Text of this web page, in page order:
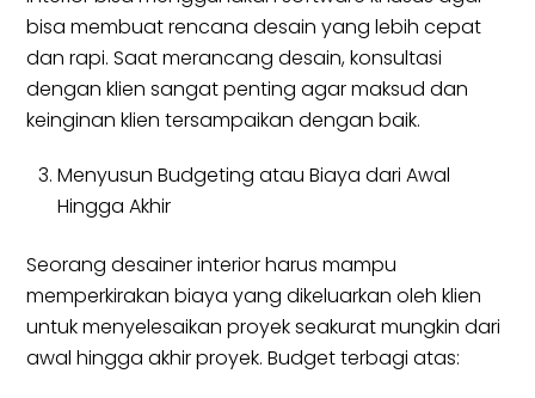
bisa membuat rencana desain yang lebih cepat
dan rapi. Saat merancang desain, konsultasi
dengan klien sangat penting agar maksud dan
keinginan klien tersampaikan dengan baik.
Menyusun Budgeting atau Biaya dari Awal
Hingga Akhir
Seorang desainer interior harus mampu
memperkirakan biaya yang dikeluarkan oleh klien
untuk menyelesaikan proyek seakurat mungkin dari
awal hingga akhir proyek. Budget terbagi atas: